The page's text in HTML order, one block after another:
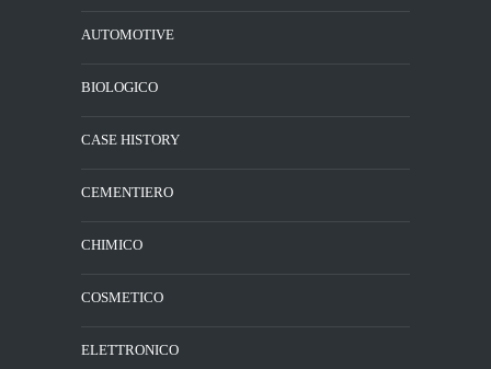
AUTOMOTIVE
BIOLOGICO
CASE HISTORY
CEMENTIERO
CHIMICO
COSMETICO
ELETTRONICO